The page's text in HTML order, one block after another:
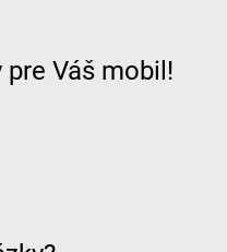
Váš mobil!